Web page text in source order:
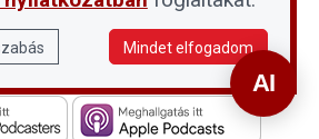
Mindet elfogadom